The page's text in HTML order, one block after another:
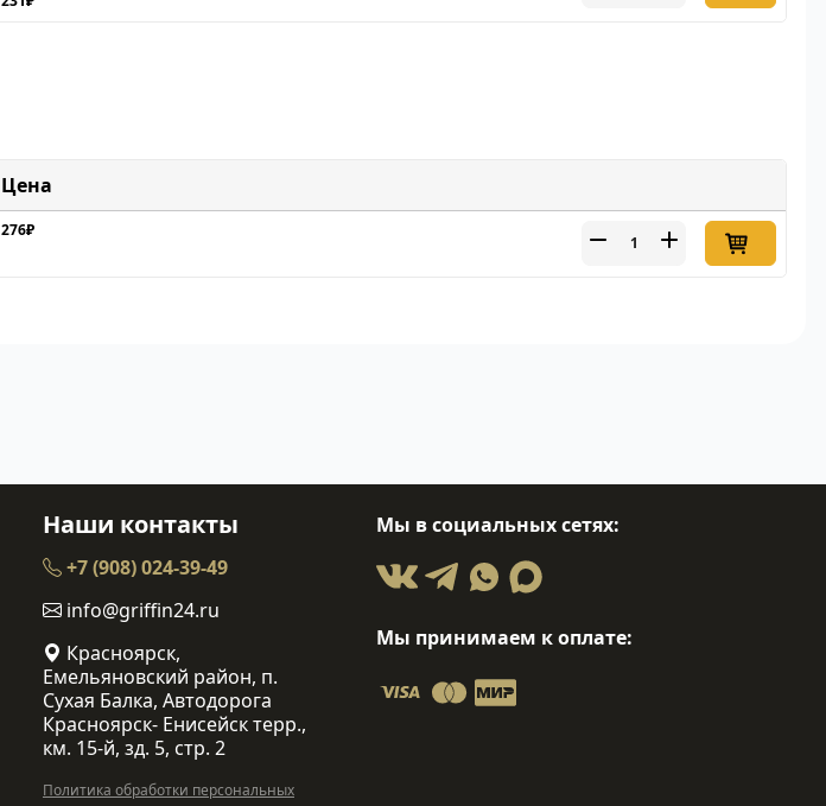
Цена
276₽
Наши контакты
+7 (908) 024-39-49
info@griffin24.ru
Красноярск,
Емельяновский район, п.
Сухая Балка, Автодорога
Красноярск- Енисейск терр.,
км. 15-й, зд. 5, стр. 2
Политика обработки персональных
Мы в социальных сетях:
Мы принимаем к оплате: